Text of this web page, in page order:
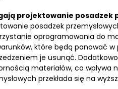
projektowanie posadzek
posadzek
oprogramowania do
które będą panować
je usunąć.
materiałów, co
przekłada się na